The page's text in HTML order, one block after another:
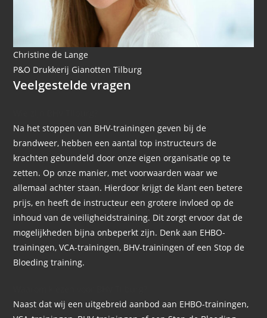
Christine de Lange
P&O Drukkerij Gianotten Tilburg
Veelgestelde vragen
Na het stoppen van BHV-trainingen geven bij de
brandweer, hebben een aantal top instructeurs de
krachten gebundeld door onze eigen organisatie op te
zetten. Op onze manier, met voorwaarden waar we
allemaal achter staan. Hierdoor krijgt de klant een betere
prijs, en heeft de instructeur een grotere invloed op de
inhoud van de veiligheidstraining. Dit zorgt ervoor dat de
mogelijkheden bijna onbeperkt zijn. Denk aan EHBO-
trainingen, VCA-trainingen, BHV-trainingen of een Stop de
Bloeding training.
Naast dat wij een uitgebreid aanbod aan EHBO-trainingen,